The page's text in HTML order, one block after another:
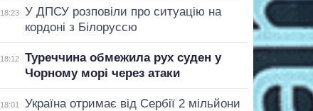
18:23
У ДПСУ розповіли про ситуацію на
кордоні з Білоруссю
18:12
Туреччина обмежила рух суден у
Чорному морі через атаки
18:01
Україна отримає від Сербії 2 мільйони